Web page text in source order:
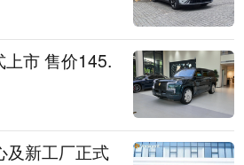
市 售价145.
及新工厂正式